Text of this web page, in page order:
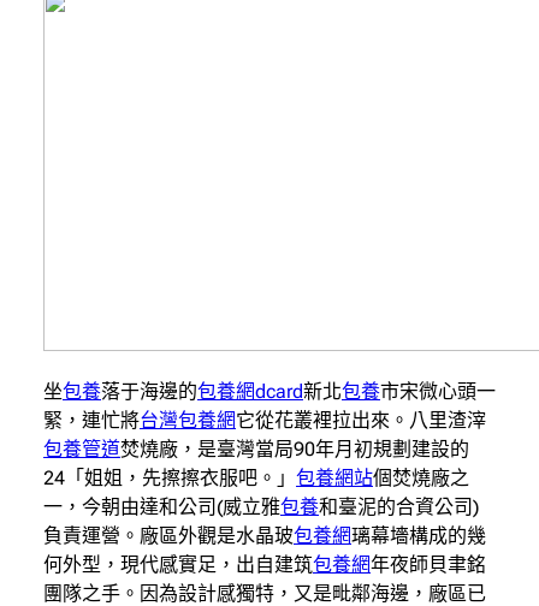
坐包養落于海邊的包養網dcard新北包養市宋微心頭一
緊，連忙將台灣包養網它從花叢裡拉出來。八里渣滓
包養管道焚燒廠，是臺灣當局90年月初規劃建設的
24「姐姐，先擦擦衣服吧。」 包養網站個焚燒廠之
一，今朝由達和公司(威立雅包養和臺泥的合資公司)
負責運營。廠區外觀是水晶玻包養網璃幕墻構成的幾
何外型，現代感實足，出自建筑包養網年夜師貝聿銘
團隊之手。因為設計感獨特，又是毗鄰海邊，廠區已